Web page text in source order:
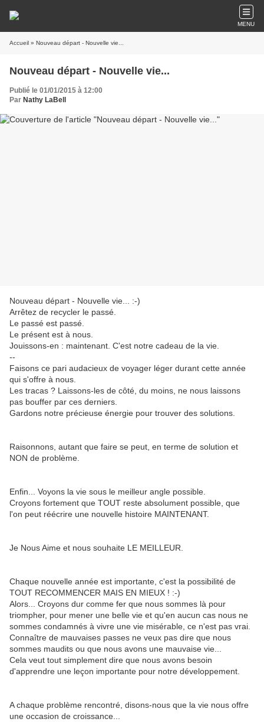
MENU
Accueil » Nouveau départ - Nouvelle vie...
Nouveau départ - Nouvelle vie...
Publié le 01/01/2015 à 12:00
Par Nathy LaBell
Nouveau départ - Nouvelle vie... :-)
Arrêtez de recycler le passé.
Le passé est passé.
Le présent est à nous.
Jouissons-en : maintenant. C'est notre cadeau de la vie.
--
Faisons ce pari audacieux de voyager léger durant cette année
qui s'offre à nous.
Les tracas ? Laissons-les de côté, du moins, ne nous laissons
pas bouffer par ces derniers.
Gardons notre précieuse énergie pour trouver des solutions.
Raisonnons, autant que faire se peut, en terme de solution et
NON de problème.
Enfin... Voyons la vie sous le meilleur angle possible.
Croyons fortement que TOUT reste absolument possible, que
l'on peut réécrire une nouvelle histoire MAINTENANT.
Je Nous Aime et nous souhaite LE MEILLEUR.
Chaque nouvelle année est importante, c'est la possibilité de
TOUT RECOMMENCER MAIS EN MIEUX ! :-)
Alors... Croyons dur comme fer que nous sommes là pour
triompher, pour mener une belle vie et qu'en aucun cas nous ne
sommes condamnés à vivre une vie misérable, ce n'est pas vrai.
Connaître de mauvaises passes ne veux pas dire que nous
sommes maudits ou que nous avons une mauvaise vie...
Cela veut tout simplement dire que nous avons besoin
d'apprendre une leçon importante pour notre développement.
A chaque problème rencontré, disons-nous que la vie nous offre
une occasion de croissance...